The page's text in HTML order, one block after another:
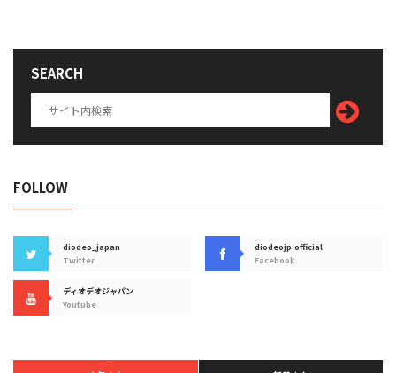
SEARCH
FOLLOW
diodeo_japan
Twitter
diodeojp.official
Facebook
ディオデオジャパン
Youtube